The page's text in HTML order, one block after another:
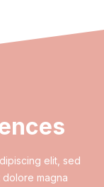
elit, sed
magna